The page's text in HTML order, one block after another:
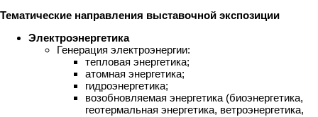
Тематические направления выставочной экспозиции
Электроэнергетика
Генерация электроэнергии:
тепловая энергетика;
атомная энергетика;
гидроэнергетика;
возобновляемая энергетика (биоэнергетика,
геотермальная энергетика, ветроэнергетика,